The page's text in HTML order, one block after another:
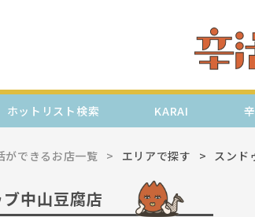
ホットリスト検索 KARAI
ができるお店一覧 エリアで探す スンド
中山豆腐店